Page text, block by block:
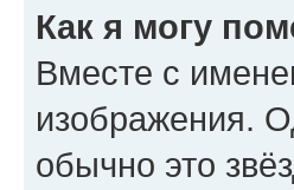
Как я могу
Вместе с
изображения.
обычно это